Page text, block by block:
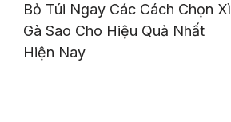
Bỏ Túi Ngay Các Cách Chọn Xì
Gà Sao Cho Hiệu Quả Nhất
Hiện Nay